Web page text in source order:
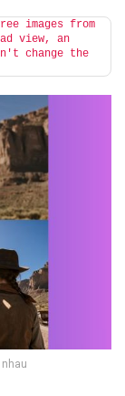
images from
view, an
change the